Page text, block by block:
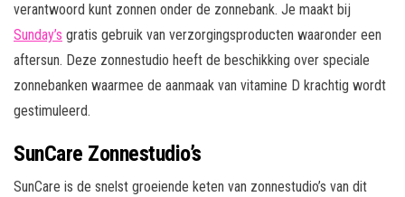
verantwoord kunt zonnen onder de zonnebank. Je maakt bij
Sunday’s gratis gebruik van verzorgingsproducten waaronder een
aftersun. Deze zonnestudio heeft de beschikking over speciale
zonnebanken waarmee de aanmaak van vitamine D krachtig wordt
gestimuleerd.
SunCare Zonnestudio’s
SunCare is de snelst groeiende keten van zonnestudio’s van dit